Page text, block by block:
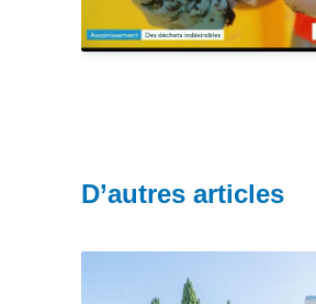
D’autres articles